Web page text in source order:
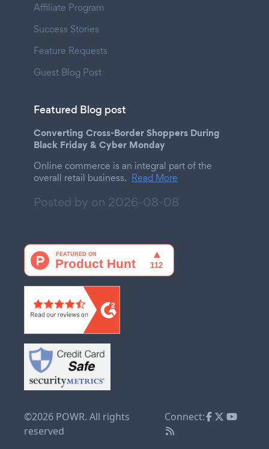
Affiliate Program
Success Stories
Feature Requests
Guest Blog Post
Featured Blog post
Converting Cross-Border Shoppers During
Black Friday & Cyber Monday
Online commerce is an integral part of the
overall retail business. Read More
Posted by on 2026-08-08
©2026 POWR. All rights
reserved
Connect: